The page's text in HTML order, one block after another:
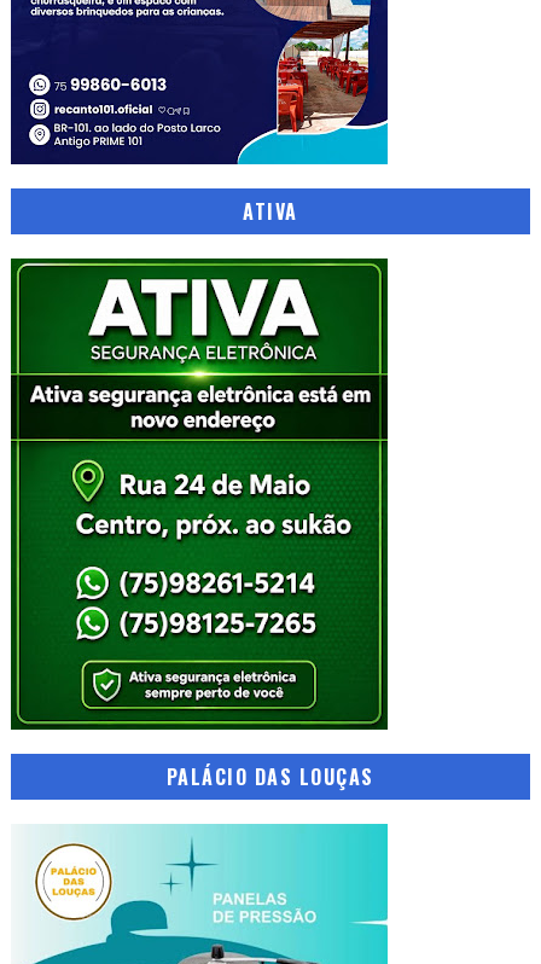
ATIVA
PALÁCIO DAS LOUÇAS